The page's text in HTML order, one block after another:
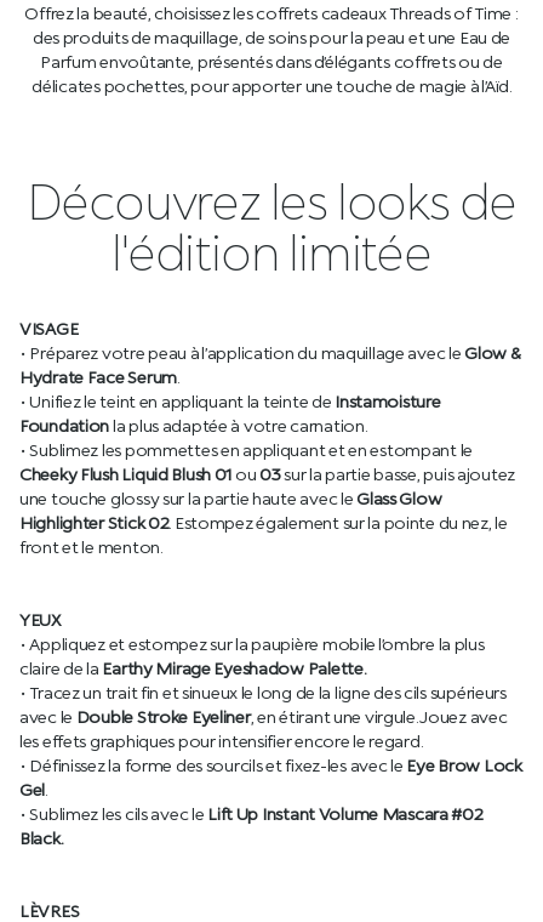
Offrez la beauté, choisissez les coffrets cadeaux Threads of Time :
des produits de maquillage, de soins pour la peau et une Eau de
Parfum envoûtante, présentés dans d’élégants coffrets ou de
délicates pochettes, pour apporter une touche de magie à l’Aïd.
Découvrez les looks de
l'édition limitée
VISAGE
• Préparez votre peau à l’application du maquillage avec leGlow &
Hydrate Face Serum.
• Unifiez le teint en appliquant la teinte de Instamoisture
Foundationla plus adaptée à votre carnation.
• Sublimez les pommettes en appliquant et en estompant le
Cheeky Flush Liquid Blush 01ou03sur la partie basse, puis ajoutez
une touche glossy sur la partie haute avec leGlass Glow
Highlighter Stick 02. Estompez également sur la pointe du nez, le
front et le menton.
YEUX
• Appliquez et estompez sur la paupière mobile l’ombre la plus
claire de la Earthy Mirage Eyeshadow Palette.
• Tracez un trait fin et sinueux le long de la ligne des cils supérieurs
avec le Double Stroke Eyeliner, en étirant une virgule. Jouez avec
les effets graphiques pour intensifier encore le regard.
• Définissez la forme des sourcils et fixez-les avec le Eye Brow Lock
Gel
• Sublimez les cils avec le Lift Up Instant Volume Mascara #02
Black.
LÈVRES